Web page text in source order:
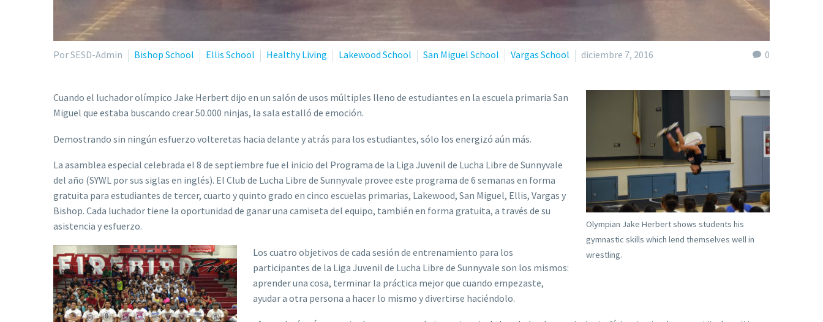
0
Por SESD-Admin Bishop School Ellis School Healthy Living Lakewood School San Miguel School Vargas School diciembre 7, 2016
Olympian Jake Herbert shows students his
gymnastic skills which lend themselves well in
wrestling.
Cuando el luchador olímpico Jake Herbert dijo en un salón de usos múltiples lleno de estudiantes en la escuela primaria San
Miguel que estaba buscando crear 50.000 ninjas, la sala estalló de emoción.
Demostrando sin ningún esfuerzo volteretas hacia delante y atrás para los estudiantes, sólo los energizó aún más.
La asamblea especial celebrada el 8 de septiembre fue el inicio del Programa de la Liga Juvenil de Lucha Libre de Sunnyvale
del año (SYWL por sus siglas en inglés). El Club de Lucha Libre de Sunnyvale provee este programa de 6 semanas en forma
gratuita para estudiantes de tercer, cuarto y quinto grado en cinco escuelas primarias, Lakewood, San Miguel, Ellis, Vargas y
Bishop. Cada luchador tiene la oportunidad de ganar una camiseta del equipo, también en forma gratuita, a través de su
asistencia y esfuerzo.
Los cuatro objetivos de cada sesión de entrenamiento para los
participantes de la Liga Juvenil de Lucha Libre de Sunnyvale son los mismos:
aprender una cosa, terminar la práctica mejor que cuando empezaste,
ayudar a otra persona a hacer lo mismo y divertirse haciéndolo.